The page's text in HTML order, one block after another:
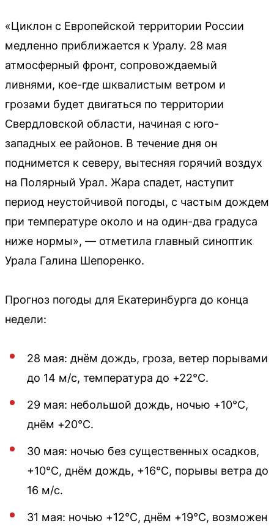
«Циклон с Европейской территории России
медленно приближается к Уралу. 28 мая
атмосферный фронт, сопровождаемый
ливнями, кое-где шквалистым ветром и
грозами будет двигаться по территории
Свердловской области, начиная с юго-
западных ее районов. В течение дня он
поднимется к северу, вытесняя горячий воздух
на Полярный Урал. Жара спадет, наступит
период неустойчивой погоды, с частым дождем
при температуре около и на один-два градуса
ниже нормы», — отметила главный синоптик
Урала Галина Шепоренко.
Прогноз погоды для Екатеринбурга до конца
недели:
28 мая: днём дождь, гроза, ветер порывами
до 14 м/с, температура до +22°С.
29 мая: небольшой дождь, ночью +10°С,
днём +20°С.
30 мая: ночью без существенных осадков,
+10°С, днём дождь, +16°С, порывы ветра до
16 м/с.
31 мая: ночью +12°С, днём +19°С, возможен